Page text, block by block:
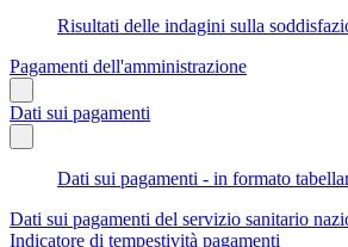
Risultati delle indagini sulla
Pagamenti dell'amministrazione
Dati sui pagamenti
Dati sui pagamenti - in formato
Dati sui pagamenti del servizio sanitario
Indicatore di tempestività pagamenti